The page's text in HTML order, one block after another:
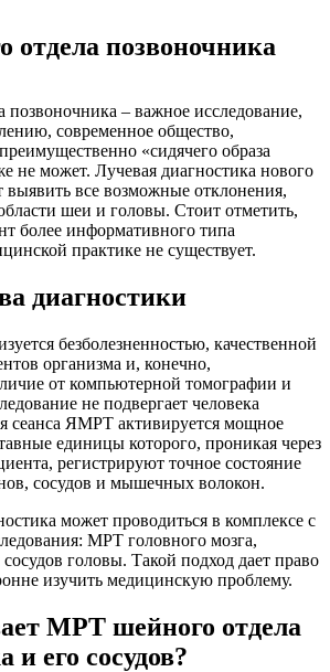
позвоночника
– важное исследование,
современное общество,
«сидячего образа
не может. Лучевая диагностика нового
выявить все возможные отклонения,
шеи и головы. Стоит отметить,
более информативного типа
практике не существует.
диагностики
безболезненностью, качественной
организма и, конечно,
от компьютерной томографии и
не подвергает человека
сеанса ЯМРТ активируется мощное
единицы которого, проникая через
регистрируют точное состояние
сосудов и мышечных волокон.
может проводиться в комплексе с
МРТ головного мозга,
головы. Такой подход дает право
изучить медицинскую проблему.
МРТ шейного отдела
и его сосудов?